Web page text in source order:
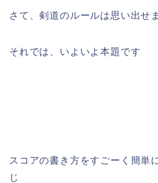
さて、剣道のルールは思い出せ
それでは、いよいよ本題です
スコアの書き方をすごーく簡単
じ